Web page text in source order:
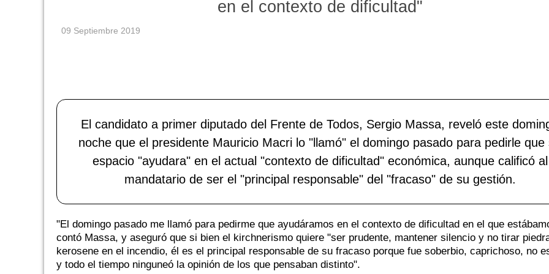
en el contexto de dificultad"
09 Septiembre 2019
El candidato a primer diputado del Frente de Todos, Sergio Massa, reveló este
noche que el presidente Mauricio Macri lo "llamó" el domingo pasado para pedirle que
espacio "ayudara" en el actual "contexto de dificultad" económica, aunque calificó al
mandatario de ser el "principal responsable" del "fracaso" de su gestión.
"El domingo pasado me llamó para pedirme que ayudáramos en el contexto de dificultad en el que
contó Massa, y aseguró que si bien el kirchnerismo quiere "ser prudente, mantener silencio y no tirar
kerosene en el incendio, él es el principal responsable de su fracaso porque fue soberbio, caprichoso, no
y todo el tiempo ninguneó la opinión de los que pensaban distinto".